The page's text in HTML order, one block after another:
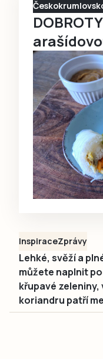
InspiraceZprávy
Lehké, svěží a
můžete naplnit
křupavé
koriandru patří